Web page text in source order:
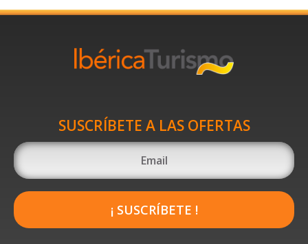
SUSCRÍBETE A LAS OFERTAS
¡ SUSCRÍBETE !